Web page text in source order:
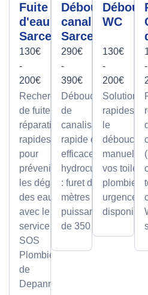
Fuite
d'eau
Sarcelles
130€
-
200€
Recherche
de fuite et
réparation
rapides
pour
prévenir
les dégâts
des eaux
avec le
service
SOS
Plombier
de
Depanneo
Débouchage
canalisation
Sarcelles
290€
-
390€
Débouchage
de
canalisation
rapide et
efficace par
hydrocurage
: furet de 100
mètres et
puissance
de 350 bars.
WC
130€
-
200€
Solutions
rapides
le
manuel de
vos
plombier
urgence
-